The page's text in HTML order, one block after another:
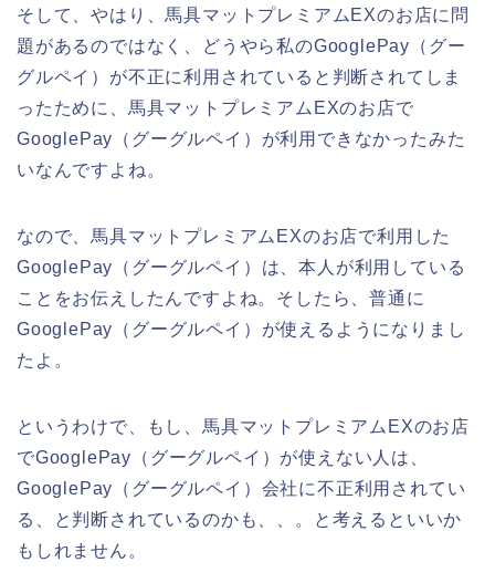
そして、やはり、馬具マットプレミアムEXのお店に問
題があるのではなく、どうやら私のGooglePay（グー
グルペイ）が不正に利用されていると判断されてしま
ったために、馬具マットプレミアムEXのお店で
GooglePay（グーグルペイ）が利用できなかったみた
いなんですよね。
なので、馬具マットプレミアムEXのお店で利用した
GooglePay（グーグルペイ）は、本人が利用している
ことをお伝えしたんですよね。そしたら、普通に
GooglePay（グーグルペイ）が使えるようになりまし
たよ。
というわけで、もし、馬具マットプレミアムEXのお店
でGooglePay（グーグルペイ）が使えない人は、
GooglePay（グーグルペイ）会社に不正利用されてい
る、と判断されているのかも、、。と考えるといいか
もしれません。